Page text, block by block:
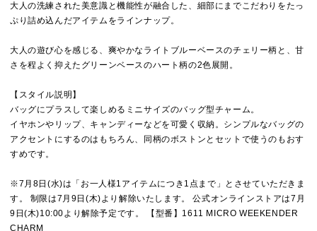
大人の洗練された美意識と機能性が融合した、細部にまでこだわりをたっ
ぷり詰め込んだアイテムをラインナップ。
大人の遊び心を感じる、爽やかなライトブルーベースのチェリー柄と、甘
さを程よく抑えたグリーンベースのハート柄の2色展開。
【スタイル説明】
バッグにプラスして楽しめるミニサイズのバッグ型チャーム。
イヤホンやリップ、キャンディーなどを可愛く収納。シンプルなバッグの
アクセントにするのはもちろん、同柄のボストンとセットで使うのもおす
すめです。
※7月8日(水)は「お一人様1アイテムにつき1点まで」とさせていただきま
す。 制限は7月9日(木)より解除いたします。 公式オンラインストアは7月
9日(木)10:00より解除予定です。 【型番】1611 MICRO WEEKENDER
CHARM